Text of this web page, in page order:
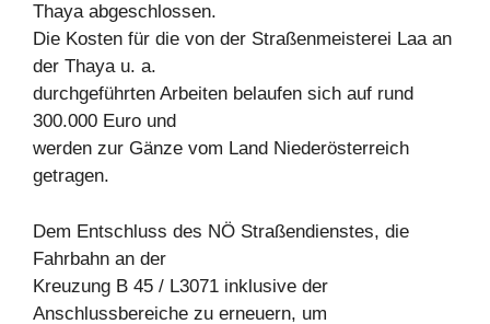
Thaya abgeschlossen.
Die Kosten für die von der Straßenmeisterei Laa an
der Thaya u. a.
durchgeführten Arbeiten belaufen sich auf rund
300.000 Euro und
werden zur Gänze vom Land Niederösterreich
getragen.
Dem Entschluss des NÖ Straßendienstes, die
Fahrbahn an der
Kreuzung B 45 / L3071 inklusive der
Anschlussbereiche zu erneuern, um